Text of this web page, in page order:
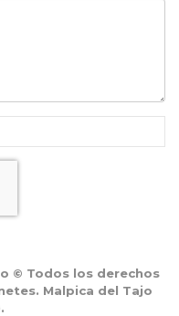
© Todos los derechos
Malpica del Tajo